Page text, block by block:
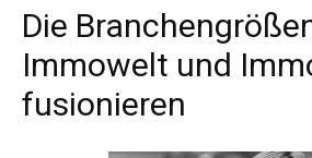
Die
Immowelt und
fusionieren